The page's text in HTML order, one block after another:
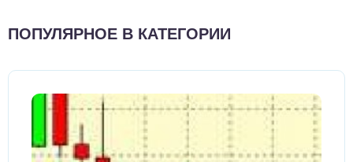
ПОПУЛЯРНОЕ В КАТЕГОРИИ